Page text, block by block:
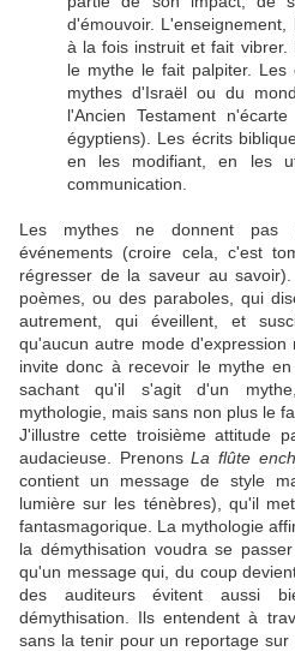
d'émouvoir.
à la fois instruit et fait vibrer.
le mythe le fait palpiter. Les
mythes d'Israël ou du
l'Ancien Testament
égyptiens). Les écrits
en les modifiant, en les
communication.
Les mythes ne donnent pas
événements (croire cela, c'est
régresser de la saveur au
poèmes, ou des paraboles, qui
autrement, qui éveillent, et
qu'aucun autre mode
invite donc à recevoir le mythe
sachant qu'il s'agit d'un
mythologie, mais sans non plus le
J'illustre cette troisième attitude
audacieuse. PrenonsLa flûte
contient un message de style
lumière sur les ténèbres), qu'il
fantasmagorique. La mythologie
la démythisation voudra se
qu'un message qui, du coup
des auditeurs évitent aussi
démythisation. Ils entendent à
sans la tenir pour un reportage